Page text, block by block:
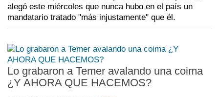
alegó este miércoles que nunca hubo en el país un
mandatario tratado "más injustamente" que él.
Lo grabaron a Temer avalando una coima
¿Y AHORA QUE HACEMOS?